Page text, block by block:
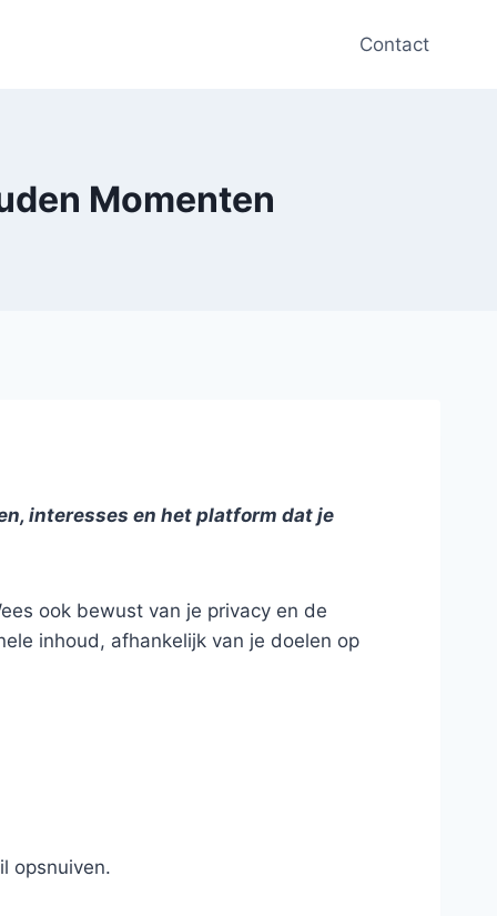
Contact
Momenten
interesses en het platform dat je
ook bewust van je privacy en de
inhoud, afhankelijk van je doelen op
opsnuiven.